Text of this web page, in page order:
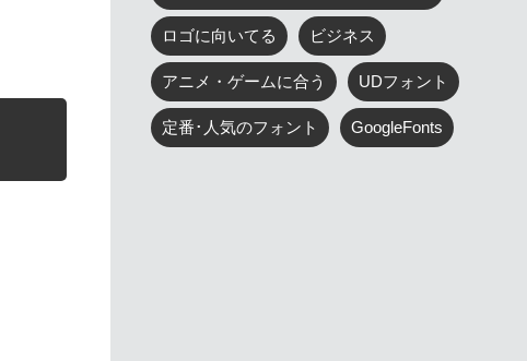
ロゴに向いてる ビジネス
アニメ・ゲームに合う UDフォント
定番･人気のフォント GoogleFonts